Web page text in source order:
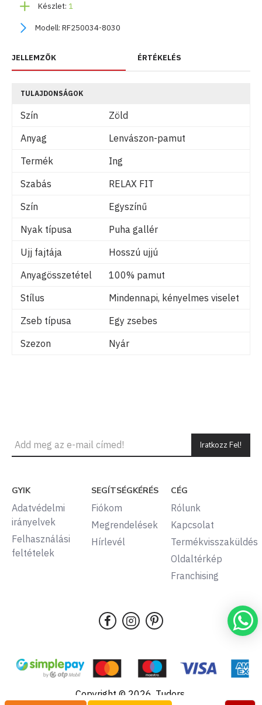
Készlet: 1
Modell: RF250034-8030
JELLEMZŐK ÉRTÉKELÉS
TULAJDONSÁGOK
Szín
Zöld
Anyag
Lenvászon-pamut
Termék
Ing
Szabás
RELAX FIT
Szín
Egyszínű
Nyak típusa
Puha gallér
Ujj fajtája
Hosszú ujjú
Anyagösszetétel
100% pamut
Stílus
Mindennapi, kényelmes viselet
Zseb típusa
Egy zsebes
Szezon
Nyár
Iratkozz Fel!
GYIK
Adatvédelmi
irányelvek
Felhasználási
feltételek
SEGÍTSÉGKÉRÉS
Fiókom
Megrendelések
Hírlevél
CÉG
Rólunk
Kapcsolat
Termékvisszaküldés
Oldaltérkép
Franchising
Copyright © 2026, Tudors,